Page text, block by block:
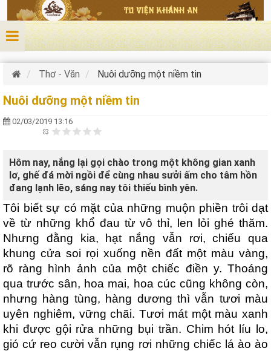
Nhảy đến nội dung
Thơ - Văn Nuôi dưỡng một niềm tin
Nuôi dưỡng một niềm tin
02/03/2019 13:16
Hôm nay, nắng lại gọi chào trong một không gian xanh
lơ, ghế đá mời ngồi để cùng nhau sưởi ấm cho tâm hồn
đang lạnh lẽo, sáng nay tôi thiếu bình yên.
Tôi biết sự có mặt của những muộn phiền trôi dạt
về từ những khổ đau từ vô thỉ, len lỏi ghé thăm.
Nhưng đằng kia, hạt nắng vẫn rơi, chiếu qua
khung cửa soi rọi xuống nền đất một màu vàng,
rõ ràng hình ảnh của một chiếc điền y. Thoáng
qua trước sân, hoa mai, hoa cúc cũng không còn,
nhưng hàng tùng, hàng dương thì vẫn tươi màu
uyên nghiêm, vững chãi. Tươi mát một màu xanh
khi được gội rửa những bụi trần. Chim hót líu lo,
gió cứ reo cười vẫn rụng rơi những chiếc lá ào ào